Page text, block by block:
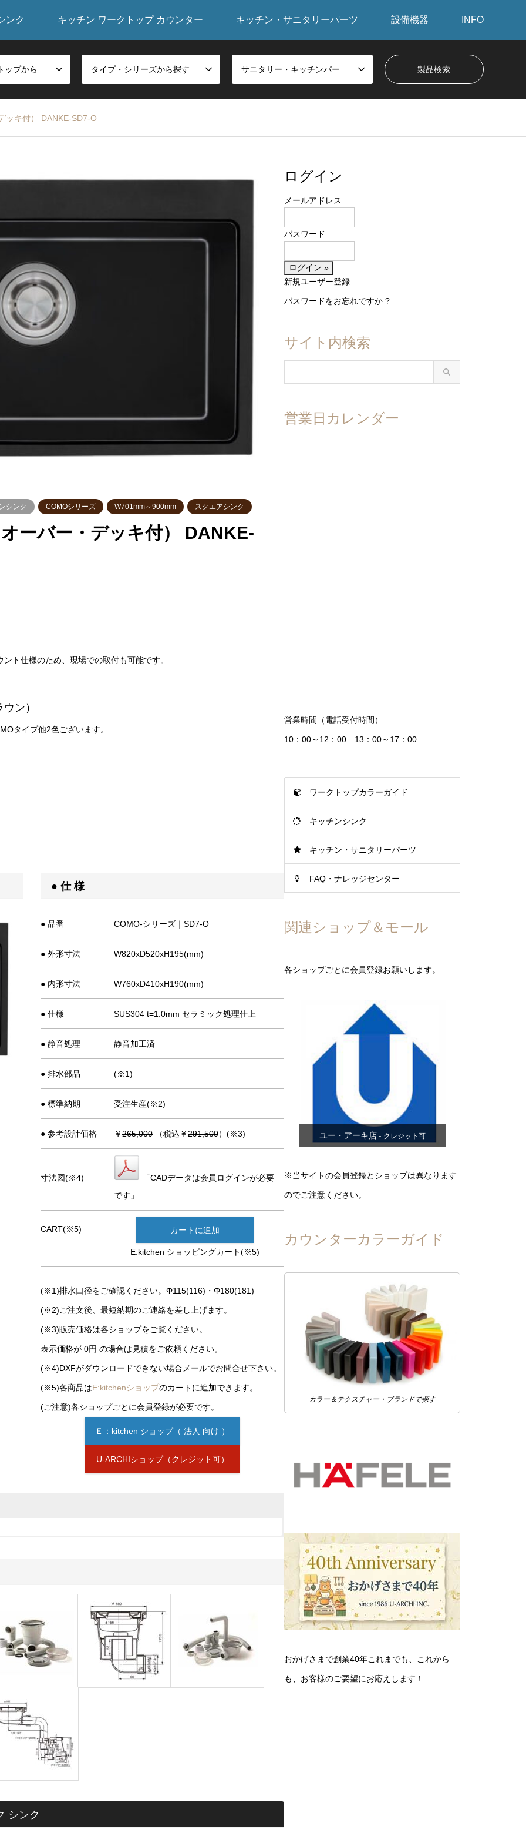
ンク キッチン ワークトップ カウンター キッチン・サニタリーパーツ 設備機器 INFO
タイプ・シリーズから探す
ッキ付） DANKE-SD7-O
シンク COMOシリーズ W701mm～900mm スクエアシンク
ーバー・デッキ付） DANKE-
ト仕様のため、現場での取付も可能です。
ン）
タイプ他2色ございます。
● 仕 様
● 品番 COMO-シリーズ｜SD7-O
● 外形寸法 W820xD520xH195(mm)
● 内形寸法 W760xD410xH190(mm)
● 仕様 SUS304 t=1.0mm セラミック処理仕上
● 静音処理 静音加工済
● 排水部品 (※1)
● 標準納期 受注生産(※2)
● 参考設計価格 ￥265,000 （税込￥291,500）(※3)
寸法図(※4)
「CADデータは会員ログインが必要
です」
CART(※5) カートに追加
E:kitchen ショッピングカート(※5)
(※1)排水口径をご確認ください。Φ115(116)・Φ180(181)
(※2)ご注文後、最短納期のご連絡を差し上げます。
(※3)販売価格は各ショップをご覧ください。
表示価格が 0円 の場合は見積をご依頼ください。
(※4)DXFがダウンロードできない場合メールでお問合せ下さい。
(※5)各商品はE:kitchenショップのカートに追加できます。
(ご注意)各ショップごとに会員登録が必要です。
Ｅ：kitchen ショップ（ 法人 向け ）
U-ARCHIショップ（クレジット可）
作物は見積依頼シートや図面を添付してください。
シンク
ログイン
メールアドレス
パスワード
新規ユーザー登録
パスワードをお忘れですか ?
サイト内検索
営業日カレンダー
営業時間（電話受付時間）
10：00～12：00 13：00～17：00
ワークトップカラーガイド
キッチンシンク
キッチン・サニタリーパーツ
FAQ・ナレッジセンター
関連ショップ＆モール
各ショップごとに会員登録お願いします。
ユー・アーキ店- クレジット可
※当サイトの会員登録とショップは異なります
のでご注意ください。
カウンターカラーガイド
カラー＆テクスチャー・ブランドで探す
おかげさまで創業40年これまでも、これから
も、お客様のご要望にお応えします！